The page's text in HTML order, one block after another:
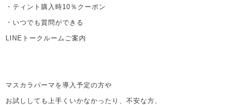
・ティント購入時10％クーポン
・いつでも質問ができる
LINEトークルームご案内
マスカラパーマを導入予定の方や
お試ししても上手くいかなかったり、不安な方、